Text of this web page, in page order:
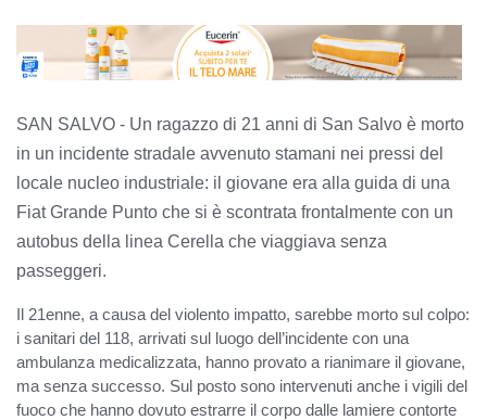
SAN SALVO - Un ragazzo di 21 anni di San Salvo è morto
in un incidente stradale avvenuto stamani nei pressi del
locale nucleo industriale: il giovane era alla guida di una
Fiat Grande Punto che si è scontrata frontalmente con un
autobus della linea Cerella che viaggiava senza
passeggeri.
Il 21enne, a causa del violento impatto, sarebbe morto sul colpo:
i sanitari del 118, arrivati sul luogo dell’incidente con una
ambulanza medicalizzata, hanno provato a rianimare il giovane,
ma senza successo. Sul posto sono intervenuti anche i vigili del
fuoco che hanno dovuto estrarre il corpo dalle lamiere contorte